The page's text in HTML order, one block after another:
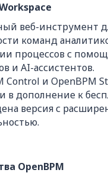
веб-инструмент
команд
процессов с
и AI-ассистентов.
Control и OpenBPM
в дополнение к
версия с
OpenBPM